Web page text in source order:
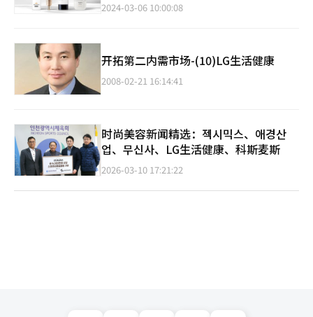
2024-03-06 10:00:08
开拓第二内需市场-(10)LG生活健康
2008-02-21 16:14:41
时尚美容新闻精选：젝시믹스、애경산
업、무신사、LG生活健康、科斯麦斯
2026-03-10 17:21:22